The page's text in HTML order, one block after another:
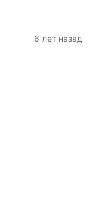
6 лет назад